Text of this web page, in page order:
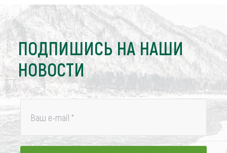
ПОДПИШИСЬ НА НАШИ
НОВОСТИ
Ваш e-mail *